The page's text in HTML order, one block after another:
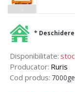
Disponibilitate:
Producator: Ruris
Cod produs:
*